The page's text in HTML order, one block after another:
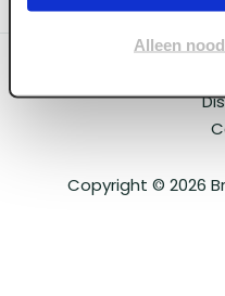
Alleen
Copyright © 2026